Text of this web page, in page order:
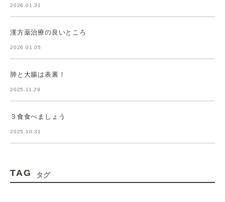
2026.01.31
漢方薬治療の良いところ
2026.01.05
肺と大腸は表裏！
2025.11.29
３食食べましょう
2025.10.31
TAG タグ